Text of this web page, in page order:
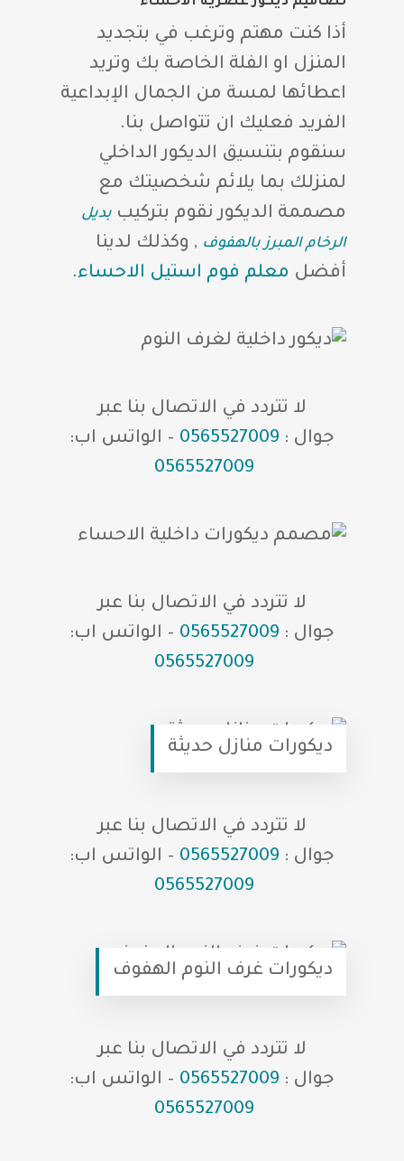
أذا كنت مهتم وترغب في بتجديد
المنزل او الفلة الخاصة بك وتريد
اعطائها لمسة من الجمال الإبداعية
الفريد فعليك ان تتواصل بنا.
سنقوم بتنسيق الديكور الداخلي
لمنزلك بما يلائم شخصيتك مع
مصممة الديكور نقوم بتركيب بديل
الرخام المبرز بالهفوف , وكذلك لدينا
أفضل معلم فوم استيل الاحساء.
لا تتردد في الاتصال بنا عبر
جوال : 0565527009 – الواتس اب:
0565527009
لا تتردد في الاتصال بنا عبر
جوال : 0565527009 – الواتس اب:
0565527009
ديكورات منازل حديثة
لا تتردد في الاتصال بنا عبر
جوال : 0565527009 – الواتس اب:
0565527009
ديكورات غرف النوم الهفوف
لا تتردد في الاتصال بنا عبر
جوال : 0565527009 – الواتس اب:
0565527009